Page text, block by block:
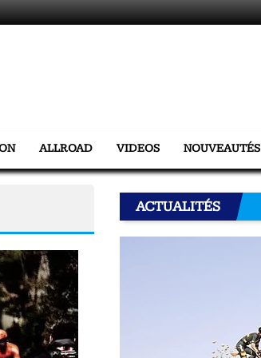
ALLROAD VIDEOS NOUVEAUTÉS
ACTUALITÉS